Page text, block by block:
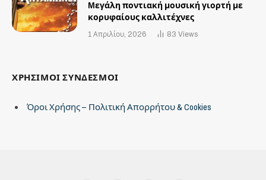
Mεγάλη ποντιακή μουσική γιορτή με
κορυφαίους καλλιτέχνες
1 Απριλίου, 2026 83 Views
ΧΡΗΣΙΜΟΙ ΣΥΝΔΕΣΜΟΙ
Όροι Χρήσης – Πολιτική Απορρήτου & Cookies